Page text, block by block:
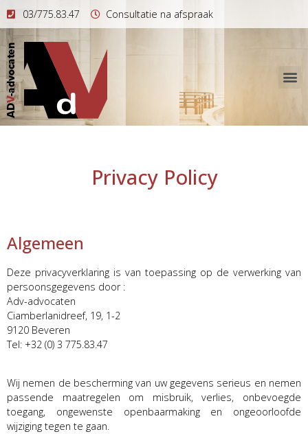
03/775.83.47 Consultatie na afspraak
Privacy Policy
Algemeen
Deze privacyverklaring is van toepassing op de verwerking van
persoonsgegevens door :
Adv-advocaten
Ciamberlanidreef, 19, 1-2
9120 Beveren
Tel: +32 (0) 3 775.83.47
Wij nemen de bescherming van uw gegevens serieus en nemen
passende maatregelen om misbruik, verlies, onbevoegde
toegang, ongewenste openbaarmaking en ongeoorloofde
wijziging tegen te gaan.